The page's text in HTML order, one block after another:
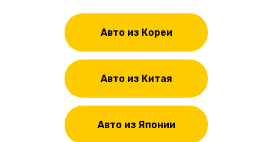
Авто из Японии
Авто из Кореи
Авто из Китая